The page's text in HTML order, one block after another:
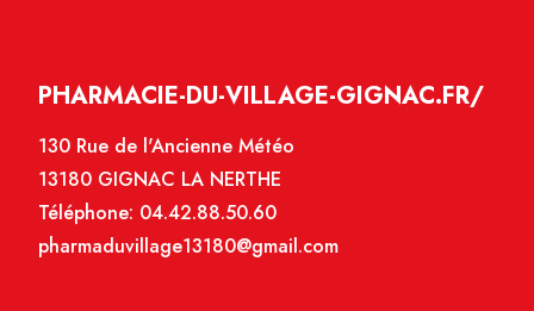
PHARMACIE-DU-VILLAGE-GIGNAC.FR/
130 Rue de l'Ancienne Météo
13180 GIGNAC LA NERTHE
Téléphone: 04.42.88.50.60
pharmaduvillage13180@gmail.com